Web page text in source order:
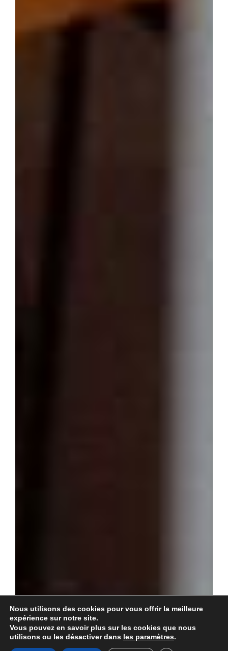
Nous utilisons des cookies pour vous offrir la meilleure
expérience sur notre site.
Vous pouvez en savoir plus sur les cookies que nous
utilisons ou les désactiver dans les paramètres.